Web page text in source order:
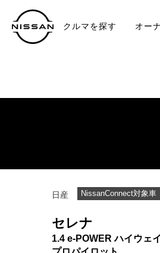
クルマを探す オー
日産 NissanConnect対象車
セレナ
1.4 e-POWER ハイウェ